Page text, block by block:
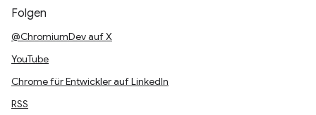
Folgen
@ChromiumDev auf X
YouTube
Chrome für Entwickler auf LinkedIn
RSS